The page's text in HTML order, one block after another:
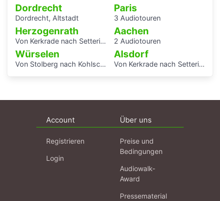
Dordrecht
Dordrecht, Altstadt
Paris
3 Audiotouren
Herzogenrath
Von Kerkrade nach Setterich
Aachen
2 Audiotouren
Würselen
Von Stolberg nach Kohlscheid
Alsdorf
Von Kerkrade nach Setterich
Account
Registrieren
Login
Über uns
Preise und
Bedingungen
Audiowalk-
Award
Pressematerial